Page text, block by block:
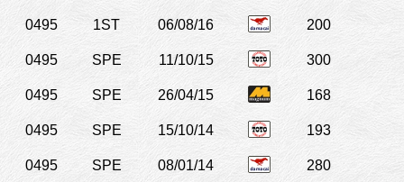
0495 1ST 06/08/16 200
0495 SPE 11/10/15 300
0495 SPE 26/04/15 168
0495 SPE 15/10/14 193
0495 SPE 08/01/14 280